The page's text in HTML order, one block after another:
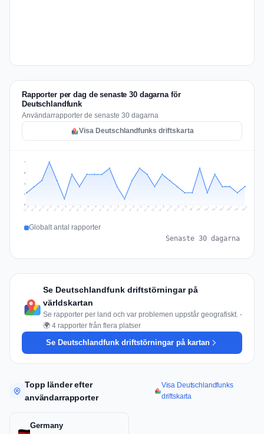
Rapporter per dag de senaste 30 dagarna för
Deutschlandfunk
Användarrapporter de senaste 30 dagarna
Visa Deutschlandfunks driftskarta
2
4
5
7
Jul 10 Jul 11 Jul 12 Jul 13 Jul 14 Jul 15 Jul 16 Jul 17 Jul 18 Jul 19 Jul 20 Jul 21 Jul 22 Jul 23 Jul 24 Jul 25 Jul 26 Jul 27 Jul 28 Jul 29 Jul 30 Jul 31 Aug 1 Aug 2 Aug 3 Aug 4 Aug 5 Aug 6 Aug 7 Aug 8
Globalt antal rapporter
Senaste 30 dagarna
Se Deutschlandfunk driftstörningar på
världskartan
Se rapporter per land och var problemen uppstår geografiskt. -
🌍 4 rapporter från flera platser
Se Deutschlandfunk driftstörningar på kartan
Topp länder efter
användarrapporter
Visa Deutschlandfunks
driftskarta
Germany